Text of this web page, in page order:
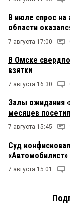
В июле спрос
области
7 августа 17:00
В Омске
взятки
7 августа 16:30
Залы ожидания
месяцев
7 августа 15:45
Суд
7 августа 15:01